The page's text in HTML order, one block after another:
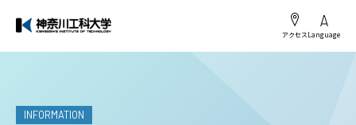
アクセスLanguage
INFORMATION